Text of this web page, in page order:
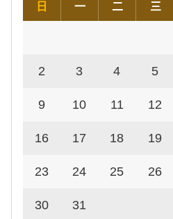
日 一 二 三
2 3 4 5
9 10 11 12
16 17 18 19
23 24 25 26
30 31